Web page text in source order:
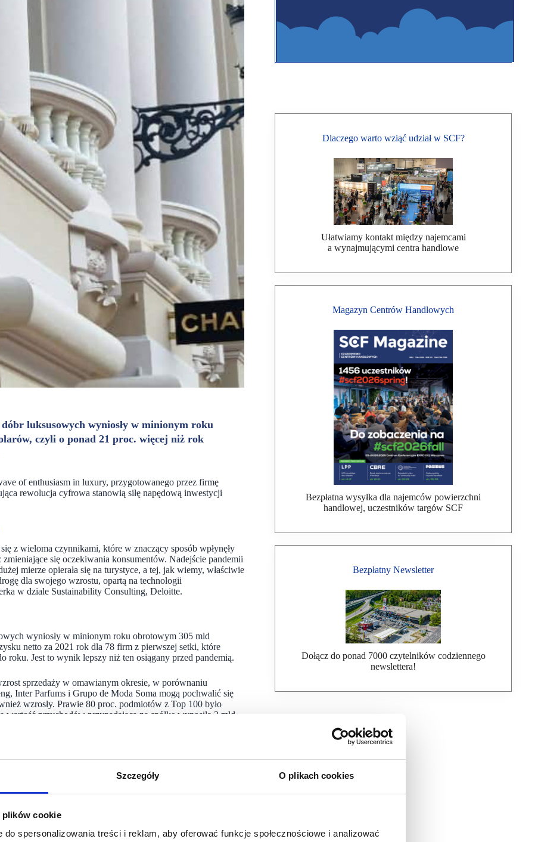
Szczegóły O plikach cookies
plików cookie
spersonalizowania treści i reklam, aby oferować funkcje społecznościowe i analizować
luksusowych wyniosły w minionym roku
czyli o ponad 21 proc. więcej niż rok
of enthusiasm in luxury, przygotowanego przez firmę
rewolucja cyfrowa stanowią siłę napędową inwestycji
z wieloma czynnikami, które w znaczący sposób wpłynęły
się oczekiwania konsumentów. Nadejście pandemii
mierze opierała się na turystyce, a tej, jak wiemy, właściwie
dla swojego wzrostu, opartą na technologii
w dziale Sustainability Consulting, Deloitte.
wyniosły w minionym roku obrotowym 305 mld
netto za 2021 rok dla 78 firm z pierwszej setki, które
roku. Jest to wynik lepszy niż ten osiągany przed pandemią.
sprzedaży w omawianym okresie, w porównaniu
Inter Parfums i Grupo de Moda Soma mogą pochwalić się
wzrosły. Prawie 80 proc. podmiotów z Top 100 było
przychodów przypadająca na spółkę wynosiła 3 mld
w wysokości 240 mln dolarów.
dóbr luksusowych (łącznie 23 firmy), to osiem francuskich
osiągniętej przez pierwszą setkę takich firm w 2021
fuzji i przejęć. Firmy ponownie zaczęły koncentrować się
zwiększenia rentowności i zapewnienia stabilności
ze swoim podstawowym biznesem, zbywając spółki
Dlaczego warto wziąć udział w SCF?
Ułatwiamy kontakt między najemcami
a wynajmującymi centra handlowe
Magazyn Centrów Handlowych
Bezpłatna wysyłka dla najemców powierzchni
handlowej, uczestników targów SCF
Bezpłatny Newsletter
Dołącz do ponad 7000 czytelników codziennego
newslettera!